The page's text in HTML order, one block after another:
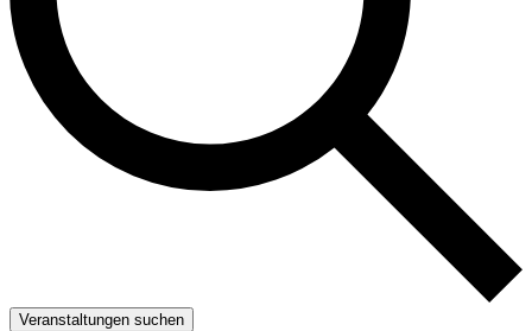
Veranstaltungen suchen